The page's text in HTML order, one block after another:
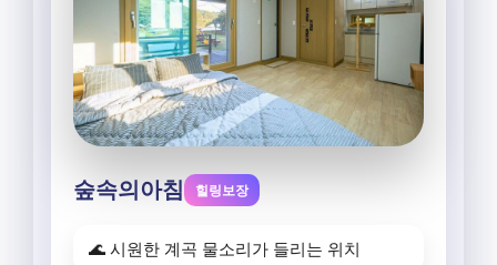
숲속의아침 힐링보장
🌊 시원한 계곡 물소리가 들리는 위치